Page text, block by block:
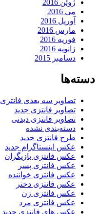
ژوئن 2016
می 2016
آوریل 2016
مارس 2016
فوریه 2016
ژانویه 2016
دسامبر 2015
دسته‌ها
تصاویر سه بعدی فانتزی
تصاویر فانتزی جدید
تصاویر فانتزی دیدنی
دسته‌بندی نشده
طرح فانتزی جدید
عکس اینستاگرام جدید
عکس فانتزی بازیگران
عکس فانتزی پسر
عکس فانتزی خواننده
عکس فانتزی دختر
عکس فانتزی زن
عکس فانتزی مرد
عکس های فانتزی جدید